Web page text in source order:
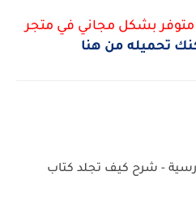
تطبيق Hotels Combined متوفر بشكل مجاني في متجر
تحميله من هنا
- شرح كيف تجلد كتاب